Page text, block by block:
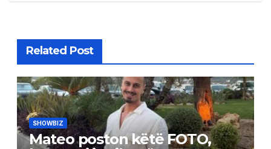
Related Post
SHOWBIZ
Mateo poston këtë FOTO,